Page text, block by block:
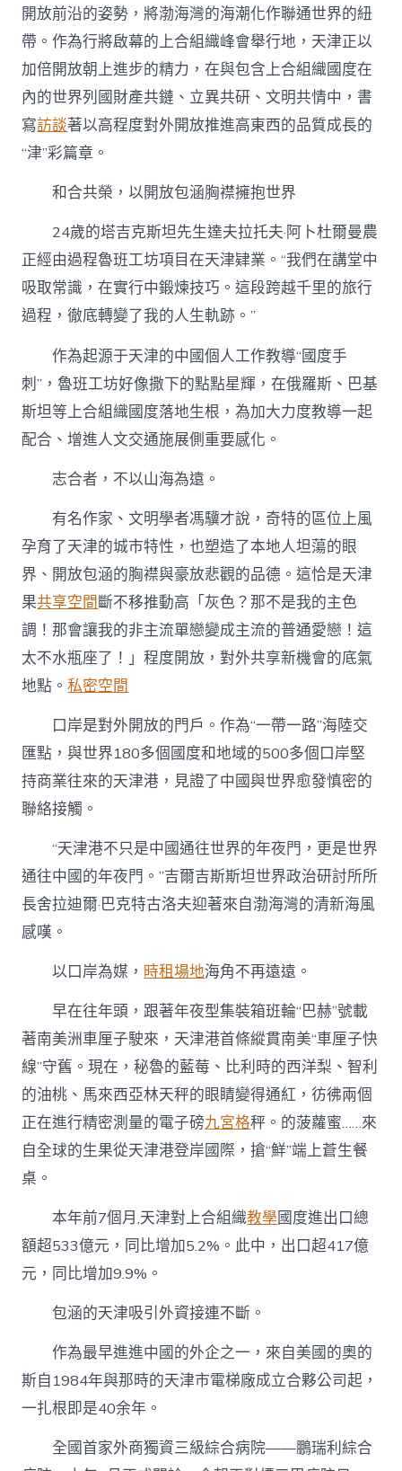
西
的
品
質
成
長
察
開放前沿的姿勢，將渤海灣的海潮化作聯通世界的紐
帶。作為行將啟幕的上合組織峰會舉行地，天津正以
加倍開放朝上進步的精力，在與包含上合組織國度在
內的世界列國財產共鏈、立異共研、文明共情中，書
寫訪談著以高程度對外開放推進高東西的品質成長的
“津”彩篇章。
和合共榮，以開放包涵胸襟擁抱世界
24歲的塔吉克斯坦先生達夫拉托夫·阿卜杜爾曼農
正經由過程魯班工坊項目在天津肄業。“我們在講堂中
吸取常識，在實行中鍛煉技巧。這段跨越千里的旅行
過程，徹底轉變了我的人生軌跡。”
作為起源于天津的中國個人工作教導“國度手
刺”，魯班工坊好像撒下的點點星輝，在俄羅斯、巴基
斯坦等上合組織國度落地生根，為加大力度教導一起
配合、增進人文交通施展側重要感化。
志合者，不以山海為遠。
有名作家、文明學者馮驥才說，奇特的區位上風
孕育了天津的城市特性，也塑造了本地人坦蕩的眼
界、開放包涵的胸襟與豪放悲觀的品德。這恰是天津
果共享空間斷不移推動高「灰色？那不是我的主色
調！那會讓我的非主流單戀變成主流的普通愛戀！這
太不水瓶座了！」程度開放，對外共享新機會的底氣
地點。私密空間
口岸是對外開放的門戶。作為“一帶一路”海陸交
匯點，與世界180多個國度和地域的500多個口岸堅
持商業往來的天津港，見證了中國與世界愈發慎密的
聯絡接觸。
“天津港不只是中國通往世界的年夜門，更是世界
通往中國的年夜門。”吉爾吉斯斯坦世界政治研討所所
長舍拉迪爾·巴克特古洛夫迎著來自渤海灣的清新海風
感嘆。
以口岸為媒， 時租場地海角不再遠遠。
早在往年頭，跟著年夜型集裝箱班輪“巴赫”號載
著南美洲車厘子駛來，天津港首條縱貫南美“車厘子快
線”守舊。現在，秘魯的藍莓、比利時的西洋梨、智利
的油桃、馬來西亞林天秤的眼睛變得通紅，彷彿兩個
正在進行精密測量的電子磅九宮格秤。的菠蘿蜜……來
自全球的生果從天津港登岸國際，搶“鮮”端上蒼生餐
桌。
本年前7個月,天津對上合組織教學國度進出口總
額超533億元，同比增加5.2%。此中，出口超417億
元，同比增加9.9%。
包涵的天津吸引外資接連不斷。
作為最早進進中國的外企之一，來自美國的奧的
斯自1984年與那時的天津市電梯廠成立合夥公司起，
一扎根即是40余年。
全國首家外商獨資三級綜合病院——鵬瑞利綜合